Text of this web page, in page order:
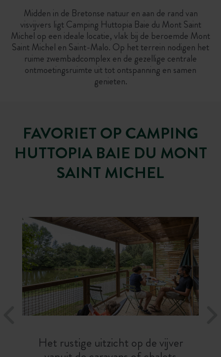
Midden in de Bretonse natuur en aan de rand van
visvijvers ligt Camping Huttopia Baie du Mont Saint
Michel op een ideale locatie, vlak bij de beroemde Mont
Saint Michel en Saint-Malo. Op het terrein nodigen het
ruime zwembadcomplex en de gezellige centrale
ontmoetingsruimte uit tot ontspanning en samen
genieten.
FAVORIET OP CAMPING
HUTTOPIA BAIE DU MONT
SAINT MICHEL
Het rustige uitzicht op de vijver